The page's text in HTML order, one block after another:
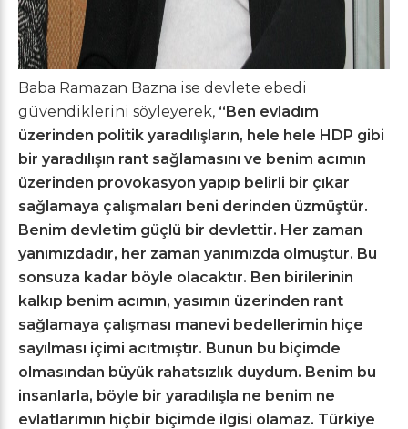
Baba Ramazan Bazna ise devlete ebedi
güvendiklerini söyleyerek, “Ben evladım
üzerinden politik yaradılışların, hele hele HDP gibi
bir yaradılışın rant sağlamasını ve benim acımın
üzerinden provokasyon yapıp belirli bir çıkar
sağlamaya çalışmaları beni derinden üzmüştür.
Benim devletim güçlü bir devlettir. Her zaman
yanımızdadır, her zaman yanımızda olmuştur. Bu
sonsuza kadar böyle olacaktır. Ben birilerinin
kalkıp benim acımın, yasımın üzerinden rant
sağlamaya çalışması manevi bedellerimin hiçe
sayılması içimi acıtmıştır. Bunun bu biçimde
olmasından büyük rahatsızlık duydum. Benim bu
insanlarla, böyle bir yaradılışla ne benim ne
evlatlarımın hiçbir biçimde ilgisi olamaz. Türkiye